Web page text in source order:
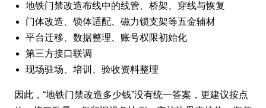
地铁门禁改造布线中的线管、桥架、穿线与恢复
门体改造、锁体适配、磁力锁支架等五金辅材
平台迁移、数据整理、账号权限初始化
第三方接口联调
现场驻场、培训、验收资料整理
因此，“地铁门禁改造多少钱”没有统一答案，更建议按点